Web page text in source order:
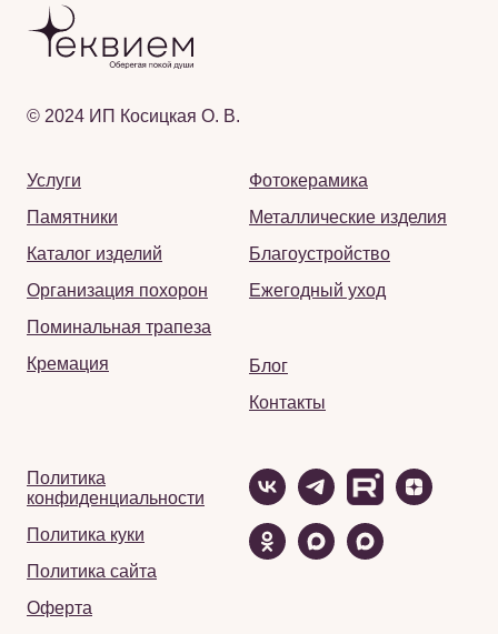
© 2024 ИП Косицкая О. В.
Услуги
Памятники
Каталог изделий
Организация похорон
Поминальная трапеза
Кремация
Фотокерамика
Металлические изделия
Благоустройство
Ежегодный уход
Блог
Контакты
Политика
конфиденциальности
Политика куки
Политика сайта
Оферта